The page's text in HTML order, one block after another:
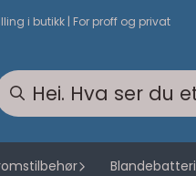
i butikk | For proff og privat
Blandebatteri